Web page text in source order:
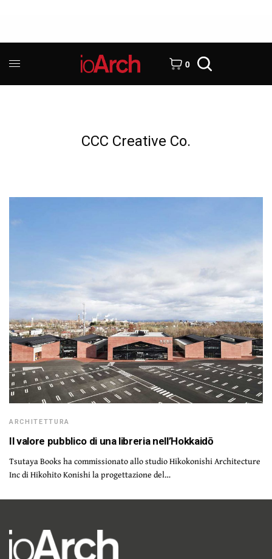
0
CCC Creative Co.
ARCHITETTURA
Il valore pubblico di una libreria nell’Hokkaidō
Tsutaya Books ha commissionato allo studio Hikokonishi Architecture
Inc di Hikohito Konishi la progettazione del…